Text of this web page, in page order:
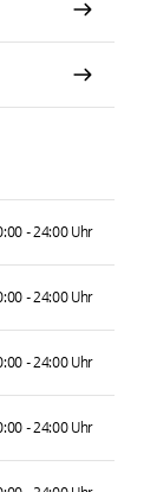
- 24:00 Uhr
- 24:00 Uhr
- 24:00 Uhr
- 24:00 Uhr